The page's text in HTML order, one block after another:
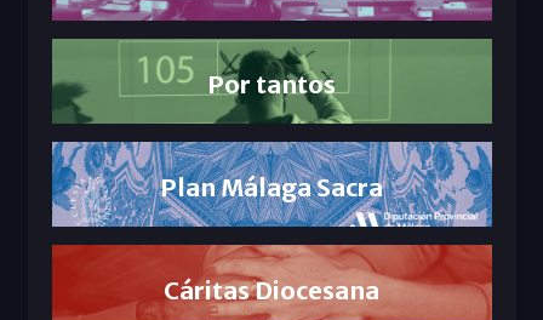
Por tantos
Plan Málaga Sacra
Cáritas Diocesana